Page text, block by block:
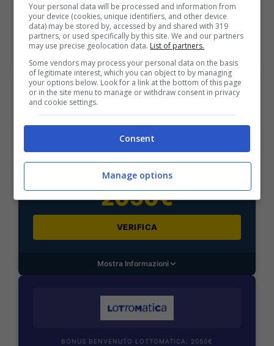
VERIFICA
Per i nuovi registrati: 100% fino a 2.000€ in Bonus
Scommesse + 50% del primo deposito fino a 50€
2050€
VERIFICA
Mostra Informazioni
BONUS BENVENUTO LOTTOMATICA: 2050€
Your personal data will be processed and information from
your device (cookies, unique identifiers, and other device
data) may be stored by, accessed by and shared with 319
partners, or used specifically by this site. We and our partners
may use precise geolocation data. List of partners.
Some vendors may process your personal data on the basis
of legitimate interest, which you can object to by managing
your options below. Look for a link at the bottom of this page
or in the site menu to manage or withdraw consent in privacy
and cookie settings.
Consent
Manage options